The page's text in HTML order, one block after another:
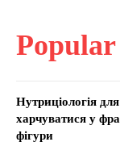
Popular
Нутриціологія
харчуватися у
фігури